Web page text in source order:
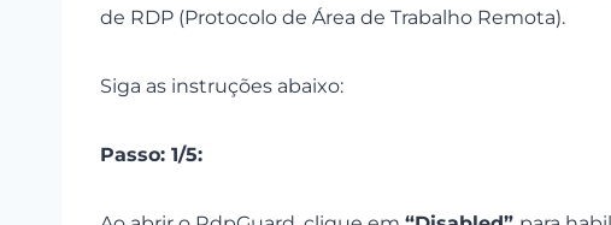
de RDP (Protocolo de Área de Trabalho Remota).
Siga as instruções abaixo:
Passo: 1/5: